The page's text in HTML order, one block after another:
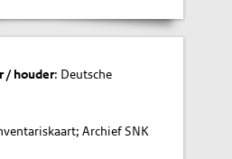
/ houder: Deutsche
Archief SNK